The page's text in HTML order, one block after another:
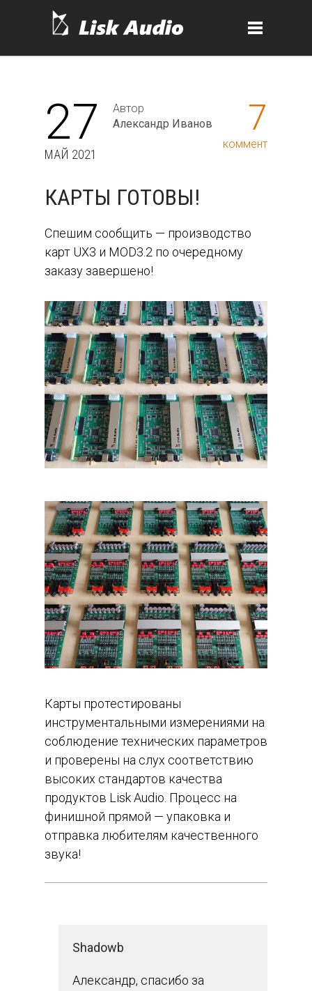
27
МАЙ 2021
Автор
Александр Иванов
7
коммент
КАРТЫ ГОТОВЫ!
Спешим сообщить — производство
карт UX3 и MOD3.2 по очередному
заказу завершено!
Карты протестированы
инструментальными измерениями на
соблюдение технических параметров
и проверены на слух соответствию
высоких стандартов качества
продуктов Lisk Audio. Процесс на
финишной прямой — упаковка и
отправка любителям качественного
звука!
Shadowb
Александр, спасибо за